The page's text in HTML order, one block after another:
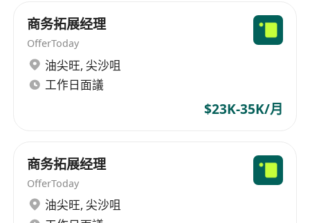
商务拓展经理
OfferToday
油尖旺, 尖沙咀
工作日面議
$23K-35K/月
商务拓展经理
OfferToday
油尖旺, 尖沙咀